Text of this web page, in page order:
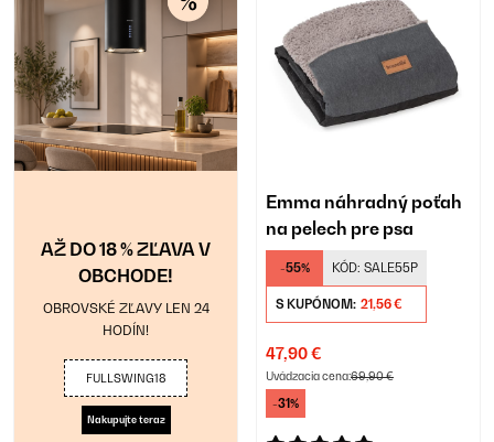
AŽ DO 18 % ZĽAVA V
OBCHODE!
OBROVSKÉ ZĽAVY LEN 24
HODÍN!
FULLSWING18
Nakupujte teraz
Emma náhradný poťah
na pelech pre psa
-55% KÓD: SALE55P
S KUPÓNOM: 21,56 €
47,90 €
Uvádzacia cena:69,90 €
-31%